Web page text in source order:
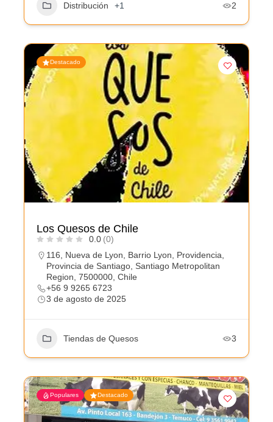
Distribución +1 2
Destacado
Los Quesos de Chile
0.0 (0)
116, Nueva de Lyon, Barrio Lyon, Providencia,
Provincia de Santiago, Santiago Metropolitan
Region, 7500000, Chile
+56 9 9265 6723
3 de agosto de 2025
Tiendas de Quesos 3
Populares Destacado